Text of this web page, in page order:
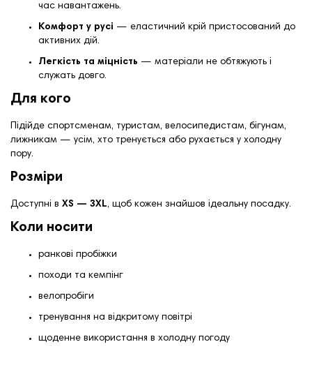
час навантажень.
Комфорт у русі — еластичний крій пристосований до
активних дій.
Легкість та міцність — матеріали не обтяжують і
служать довго.
Для кого
Підійде спортсменам, туристам, велосипедистам, бігунам,
лижникам — усім, хто тренується або рухається у холодну
пору.
Розміри
Доступні в XS — 3XL, щоб кожен знайшов ідеальну посадку.
Коли носити
ранкові пробіжки
походи та кемпінг
велопробіги
тренування на відкритому повітрі
щоденне використання в холодну погоду